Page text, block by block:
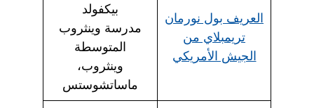
العريف بول نورمان
تريمبلاي من
الجيش الأمريكي
بيكفولد
مدرسة وينثروب
المتوسطة
وينثروب،
ماساتشوستس